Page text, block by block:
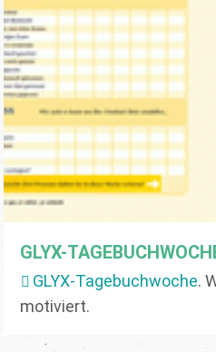
GLYX-
GLYX-Tagebuchwoche.
motiviert.